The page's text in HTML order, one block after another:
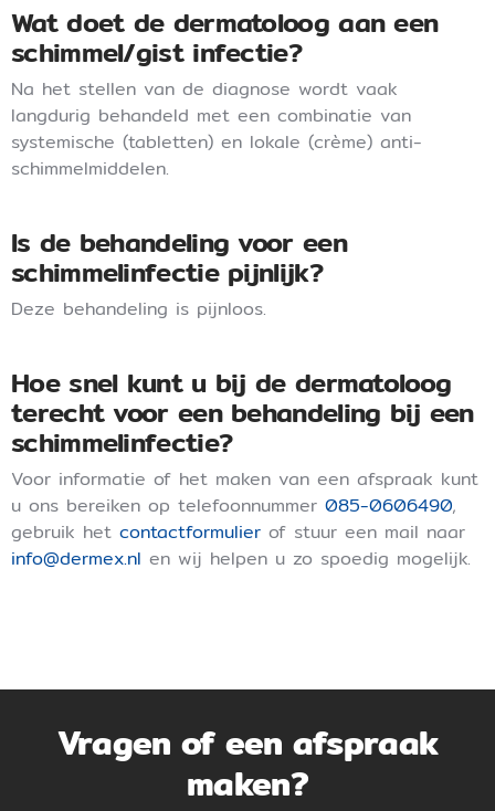
Wat doet de dermatoloog aan een
schimmel/gist infectie?
Na het stellen van de diagnose wordt vaak
langdurig behandeld met een combinatie van
systemische (tabletten) en lokale (crème) anti-
schimmelmiddelen.
Is de behandeling voor een
schimmelinfectie pijnlijk?
Deze behandeling is pijnloos.
Hoe snel kunt u bij de dermatoloog
terecht voor een behandeling bij een
schimmelinfectie?
Voor informatie of het maken van een afspraak kunt
u ons bereiken op telefoonnummer 085-0606490,
gebruik het contactformulier of stuur een mail naar
info@dermex.nl en wij helpen u zo spoedig mogelijk.
Vragen of een afspraak
maken?